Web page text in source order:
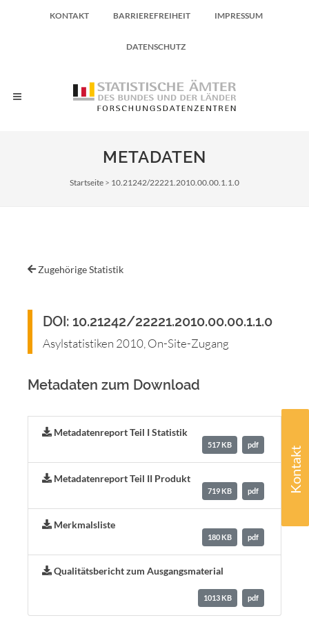
Kontakt
KONTAKT BARRIEREFREIHEIT IMPRESSUM
DATENSCHUTZ
METADATEN
Pfadnavigation
Startseite 10.21242/22221.2010.00.00.1.1.0
Zugehörige Statistik
DOI: 10.21242/22221.2010.00.00.1.1.0
Asylstatistiken 2010, On-Site-Zugang
Metadaten zum Download
Metadatenreport Teil I Statistik
517 KB pdf
Metadatenreport Teil II Produkt
719 KB pdf
Merkmalsliste
180 KB pdf
Qualitätsbericht zum Ausgangsmaterial
1013 KB pdf